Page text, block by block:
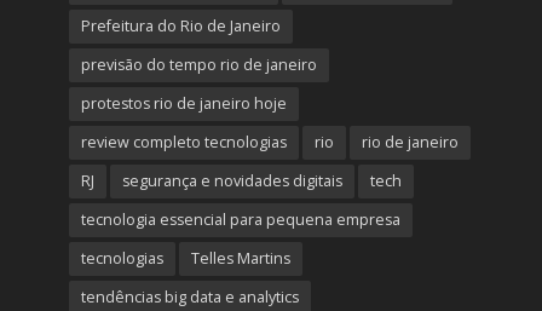
Prefeitura do Rio de Janeiro
previsão do tempo rio de janeiro
protestos rio de janeiro hoje
review completo tecnologias
rio
rio de janeiro
RJ
segurança e novidades digitais
tech
tecnologia essencial para pequena empresa
tecnologias
Telles Martins
tendências big data e analytics